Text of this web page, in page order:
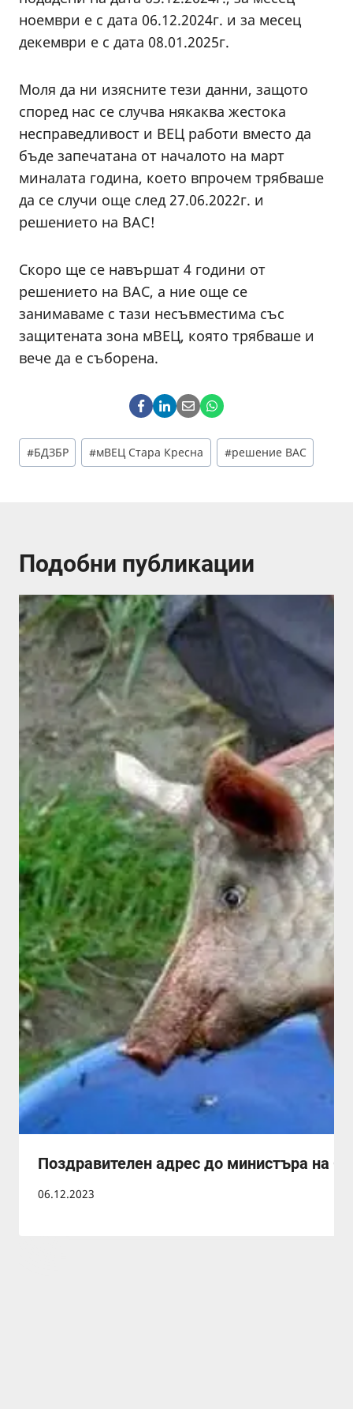
ноември е с дата 06.12.2024г. и за месец
декември е с дата 08.01.2025г.
Моля да ни изясните тези данни, защото
според нас се случва някаква жестока
несправедливост и ВЕЦ работи вместо да
бъде запечатана от началото на март
миналата година, което впрочем трябваше
да се случи още след 27.06.2022г. и
решението на ВАС!
Скоро ще се навършат 4 години от
решението на ВАС, а ние още се
занимаваме с тaзи несъвместима със
защитената зона мВЕЦ, която трябваше и
вече да е съборена.
Post
Tags:
#БДЗБР #мВЕЦ Стара Кресна #решение ВАС
Подобни публикации
Поздравителен адрес до министъра на
06.12.2023